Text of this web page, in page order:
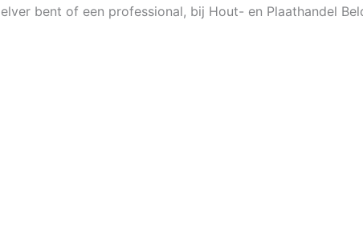
bent of een professional, bij Hout- en Plaathandel